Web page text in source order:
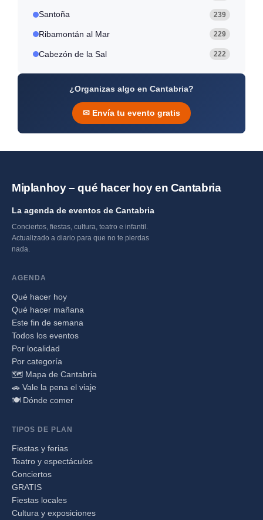
Santoña 239
Ribamontán al Mar 229
Cabezón de la Sal 222
¿Organizas algo en Cantabria?
✉ Envía tu evento gratis
Miplanhoy – qué hacer hoy en Cantabria
La agenda de eventos de Cantabria
Conciertos, fiestas, cultura, teatro e infantil.
Actualizado a diario para que no te pierdas
nada.
AGENDA
Qué hacer hoy
Qué hacer mañana
Este fin de semana
Todos los eventos
Por localidad
Por categoría
🗺️ Mapa de Cantabria
🚗 Vale la pena el viaje
🍽️ Dónde comer
TIPOS DE PLAN
Fiestas y ferias
Teatro y espectáculos
Conciertos
GRATIS
Fiestas locales
Cultura y exposiciones